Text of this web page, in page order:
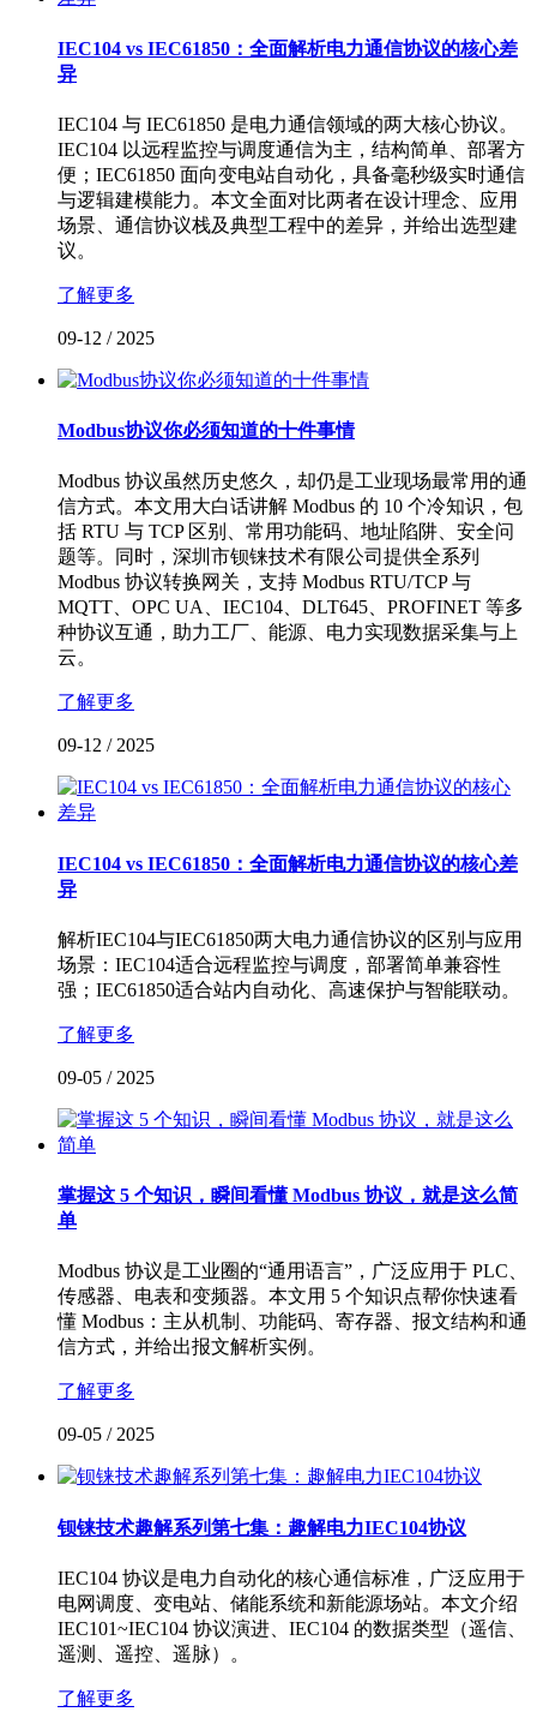
IEC104 vs IEC61850：全面解析电力通信协议的核心差
异
IEC104 与 IEC61850 是电力通信领域的两大核心协议。
IEC104 以远程监控与调度通信为主，结构简单、部署方
便；IEC61850 面向变电站自动化，具备毫秒级实时通信
与逻辑建模能力。本文全面对比两者在设计理念、应用
场景、通信协议栈及典型工程中的差异，并给出选型建
议。
了解更多
09-12 / 2025
Modbus协议你必须知道的十件事情
Modbus 协议虽然历史悠久，却仍是工业现场最常用的通
信方式。本文用大白话讲解 Modbus 的 10 个冷知识，包
括 RTU 与 TCP 区别、常用功能码、地址陷阱、安全问
题等。同时，深圳市钡铼技术有限公司提供全系列
Modbus 协议转换网关，支持 Modbus RTU/TCP 与
MQTT、OPC UA、IEC104、DLT645、PROFINET 等多
种协议互通，助力工厂、能源、电力实现数据采集与上
云。
了解更多
09-12 / 2025
IEC104 vs IEC61850：全面解析电力通信协议的核心差
异
解析IEC104与IEC61850两大电力通信协议的区别与应用
场景：IEC104适合远程监控与调度，部署简单兼容性
强；IEC61850适合站内自动化、高速保护与智能联动。
了解更多
09-05 / 2025
掌握这 5 个知识，瞬间看懂 Modbus 协议，就是这么简
单
Modbus 协议是工业圈的“通用语言”，广泛应用于 PLC、
传感器、电表和变频器。本文用 5 个知识点帮你快速看
懂 Modbus：主从机制、功能码、寄存器、报文结构和通
信方式，并给出报文解析实例。
了解更多
09-05 / 2025
钡铼技术趣解系列第七集：趣解电力IEC104协议
IEC104 协议是电力自动化的核心通信标准，广泛应用于
电网调度、变电站、储能系统和新能源场站。本文介绍
IEC101~IEC104 协议演进、IEC104 的数据类型（遥信、
遥测、遥控、遥脉）。
了解更多